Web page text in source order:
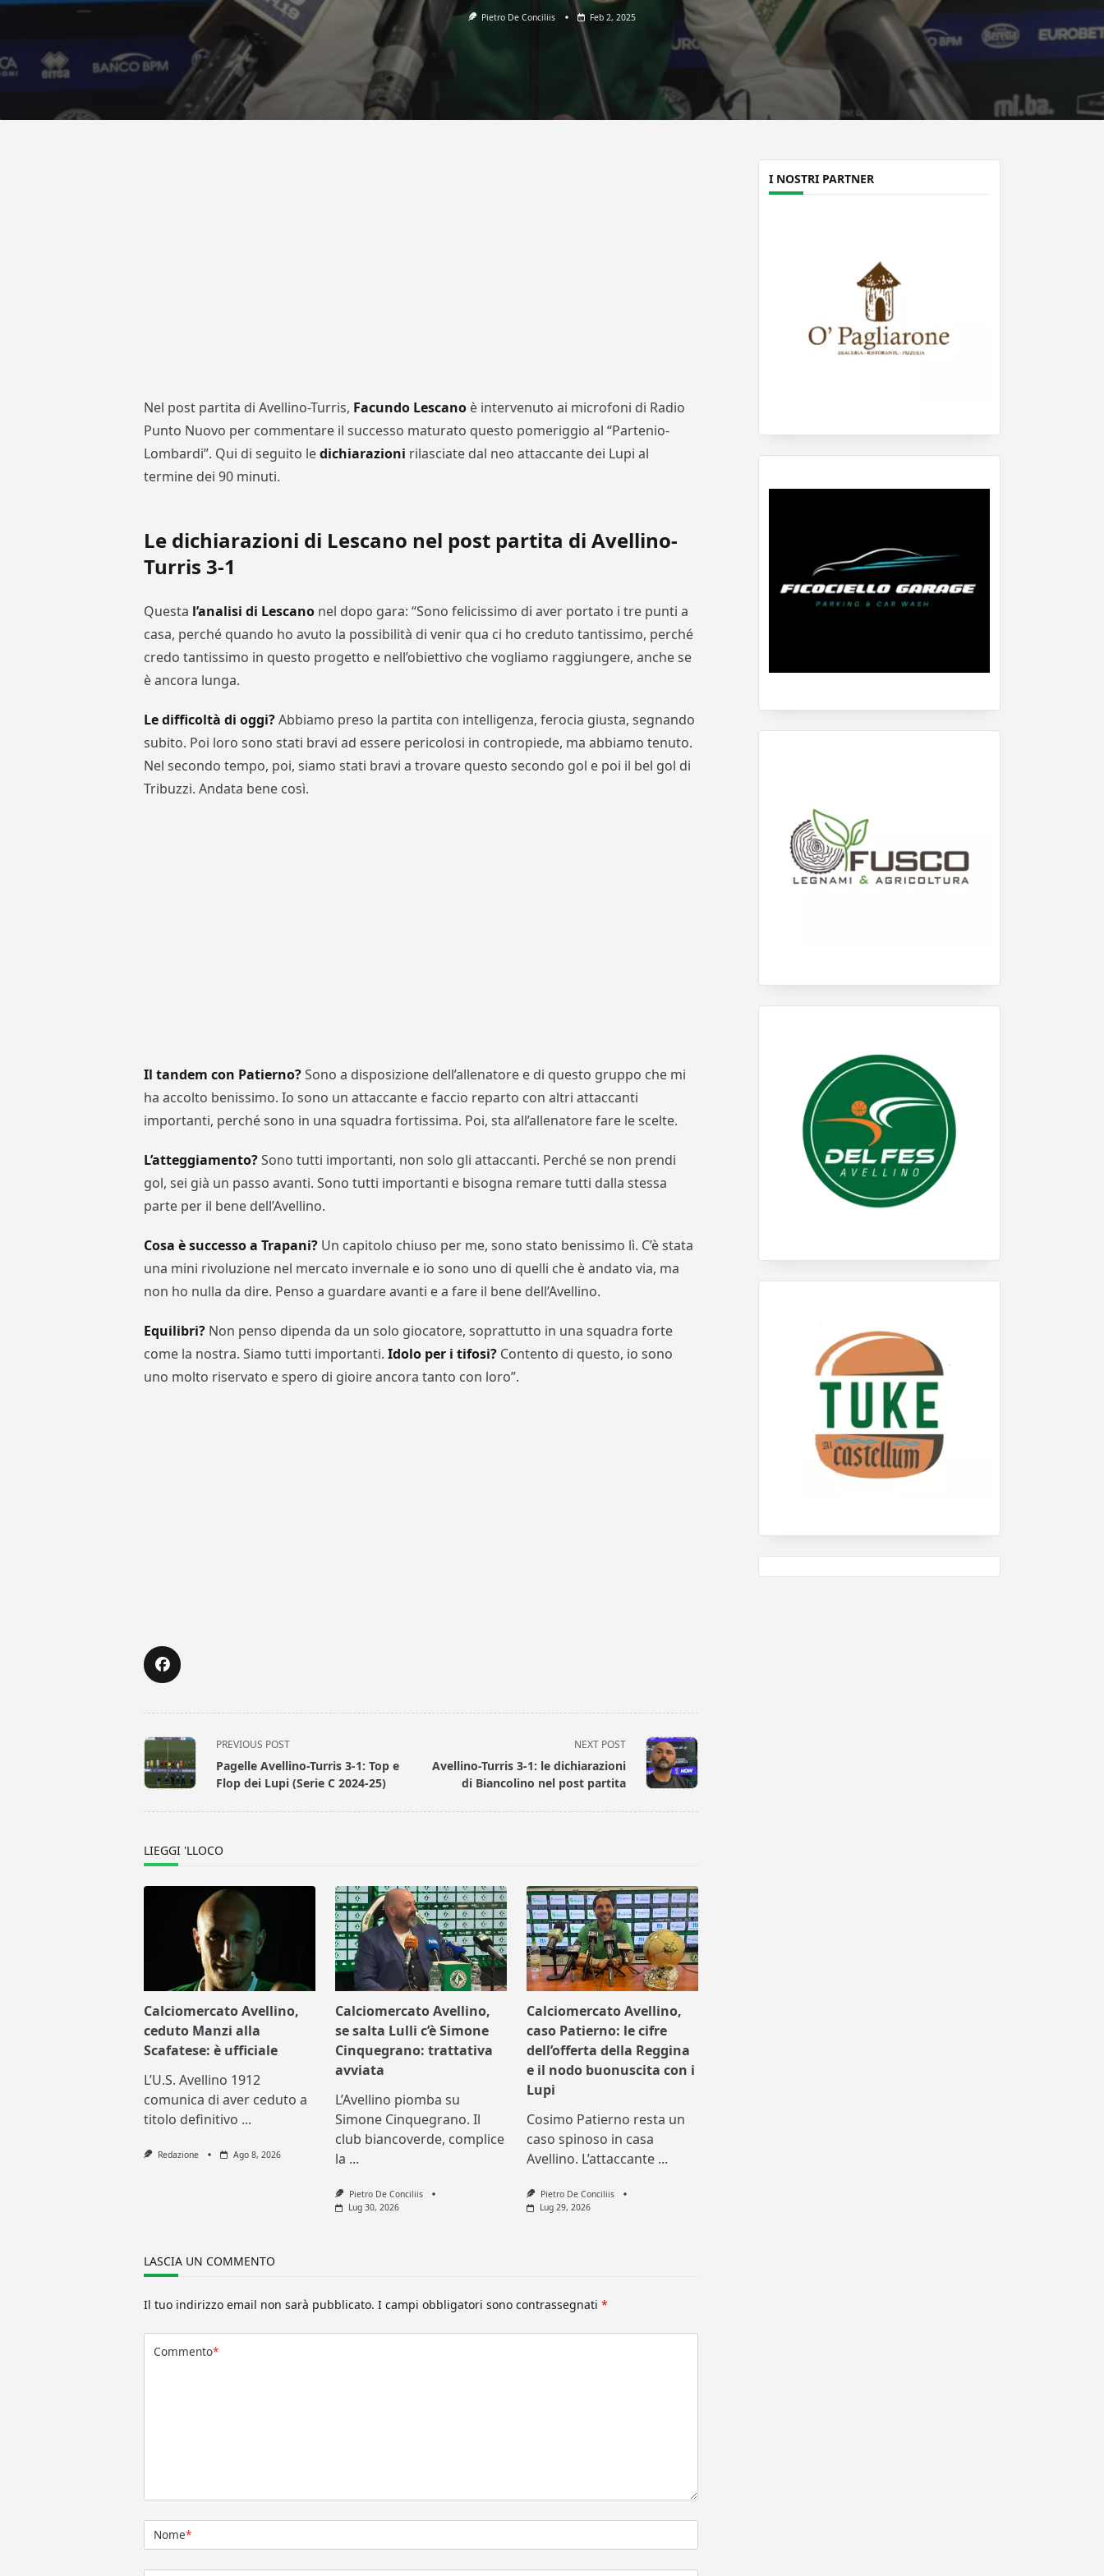
Pietro De Conciliis Feb 2, 2025
Nel post partita di Avellino-Turris, Facundo Lescano è intervenuto ai microfoni di Radio
Punto Nuovo per commentare il successo maturato questo pomeriggio al “Partenio-
Lombardi”. Qui di seguito ledichiarazioni rilasciate dal neo attaccante dei Lupi al
termine dei 90 minuti.
Le dichiarazioni di Lescano nel post partita di Avellino-
Turris 3-1
Questa l’analisi di Lescano nel dopo gara: “Sono felicissimo di aver portato i tre punti a
casa, perché quando ho avuto la possibilità di venir qua ci ho creduto tantissimo, perché
credo tantissimo in questo progetto e nell’obiettivo che vogliamo raggiungere, anche se
è ancora lunga.
Le difficoltà di oggi?Abbiamo preso la partita con intelligenza, ferocia giusta, segnando
subito. Poi loro sono stati bravi ad essere pericolosi in contropiede, ma abbiamo tenuto.
Nel secondo tempo, poi, siamo stati bravi a trovare questo secondo gol e poi il bel gol di
Tribuzzi. Andata bene così.
Il tandem con Patierno?Sono a disposizione dell’allenatore e di questo gruppo che mi
ha accolto benissimo. Io sono un attaccante e faccio reparto con altri attaccanti
importanti, perché sono in una squadra fortissima. Poi, sta all’allenatore fare le scelte.
L’atteggiamento?Sono tutti importanti, non solo gli attaccanti. Perché se non prendi
gol, sei già un passo avanti. Sono tutti importanti e bisogna remare tutti dalla stessa
parte per il bene dell’Avellino.
Cosa è successo a Trapani? Un capitolo chiuso per me, sono stato benissimo lì. C’è stata
una mini rivoluzione nel mercato invernale e io sono uno di quelli che è andato via, ma
non ho nulla da dire. Penso a guardare avanti e a fare il bene dell’Avellino.
Equilibri? Non penso dipenda da un solo giocatore, soprattutto in una squadra forte
come la nostra. Siamo tutti importanti.Idolo per i tifosi? Contento di questo, io sono
uno molto riservato e spero di gioire ancora tanto con loro”.
<span
class="nav-
subtitle
PREVIOUS POST
Pagelle Avellino-Turris 3-1: Top e
Flop dei Lupi (Serie C 2024-25)
NEXT POST
Avellino-Turris 3-1: le dichiarazioni
di Biancolino nel post partita
LIEGGI 'LLOCO
Calciomercato Avellino,
ceduto Manzi alla
Scafatese: è ufficiale
L’U.S. Avellino 1912
comunica di aver ceduto a
titolo definitivo ...
Redazione Ago 8, 2026
Calciomercato Avellino,
se salta Lulli c’è Simone
Cinquegrano: trattativa
avviata
L’Avellino piomba su
Simone Cinquegrano. Il
club biancoverde, complice
la ...
Pietro De Conciliis
Lug 30, 2026
Calciomercato Avellino,
caso Patierno: le cifre
dell’offerta della Reggina
e il nodo buonuscita con i
Lupi
Cosimo Patierno resta un
caso spinoso in casa
Avellino. L’attaccante ...
Pietro De Conciliis
Lug 29, 2026
LASCIA UN COMMENTO
Il tuo indirizzo email non sarà pubblicato. I campi obbligatori sono contrassegnati*
Commento*
Nome*
I NOSTRI PARTNER